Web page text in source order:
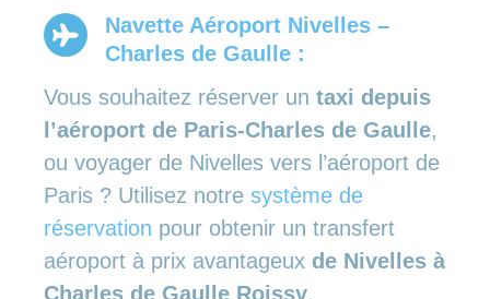
Navette Aéroport Nivelles –
Charles de Gaulle :
Vous souhaitez réserver un taxi depuis
l’aéroport de Paris-Charles de Gaulle,
ou voyager de Nivelles vers l’aéroport de
Paris ? Utilisez notre système de
réservation pour obtenir un transfert
aéroport à prix avantageux de Nivelles à
Charles de Gaulle Roissy.